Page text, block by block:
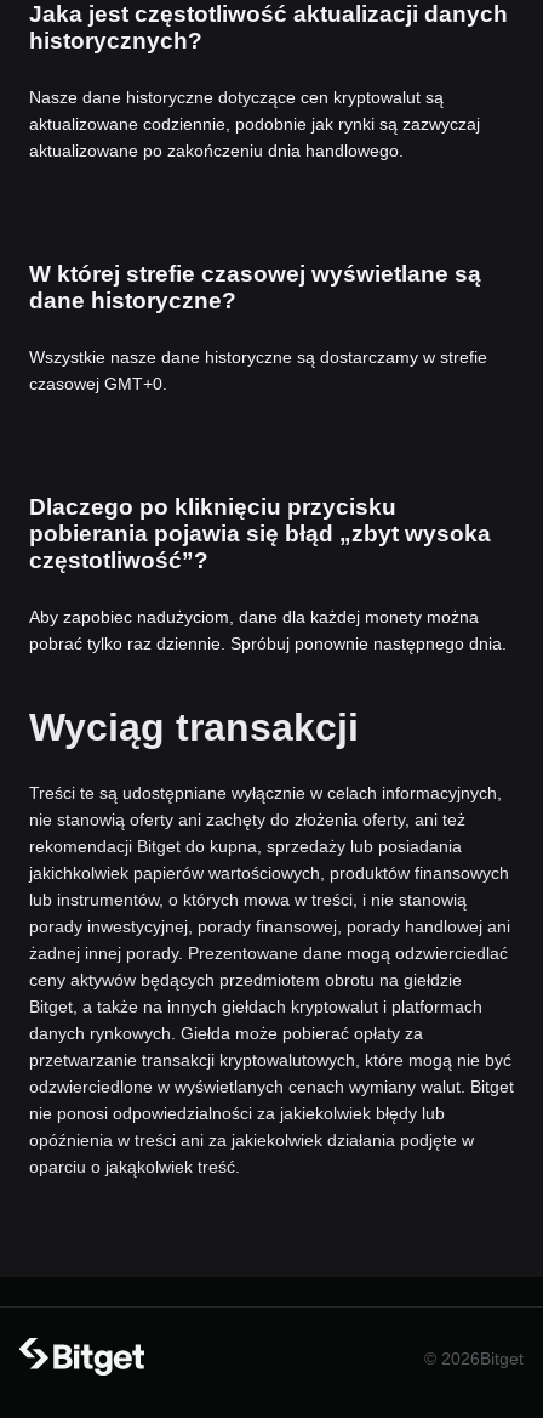
Jaka jest częstotliwość aktualizacji danych
historycznych?
Nasze dane historyczne dotyczące cen kryptowalut są
aktualizowane codziennie, podobnie jak rynki są zazwyczaj
aktualizowane po zakończeniu dnia handlowego.
W której strefie czasowej wyświetlane są
dane historyczne?
Wszystkie nasze dane historyczne są dostarczamy w strefie
czasowej GMT+0.
Dlaczego po kliknięciu przycisku
pobierania pojawia się błąd „zbyt wysoka
częstotliwość”?
Aby zapobiec nadużyciom, dane dla każdej monety można
pobrać tylko raz dziennie. Spróbuj ponownie następnego dnia.
Wyciąg transakcji
Treści te są udostępniane wyłącznie w celach informacyjnych,
nie stanowią oferty ani zachęty do złożenia oferty, ani też
rekomendacji Bitget do kupna, sprzedaży lub posiadania
jakichkolwiek papierów wartościowych, produktów finansowych
lub instrumentów, o których mowa w treści, i nie stanowią
porady inwestycyjnej, porady finansowej, porady handlowej ani
żadnej innej porady. Prezentowane dane mogą odzwierciedlać
ceny aktywów będących przedmiotem obrotu na giełdzie
Bitget, a także na innych giełdach kryptowalut i platformach
danych rynkowych. Giełda może pobierać opłaty za
przetwarzanie transakcji kryptowalutowych, które mogą nie być
odzwierciedlone w wyświetlanych cenach wymiany walut. Bitget
nie ponosi odpowiedzialności za jakiekolwiek błędy lub
opóźnienia w treści ani za jakiekolwiek działania podjęte w
oparciu o jakąkolwiek treść.
© 2026Bitget